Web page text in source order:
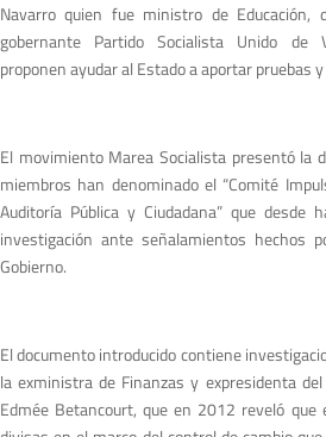
Navarro quien fue ministro de Educación,
gobernante Partido Socialista Unido de
proponen ayudar al Estado a aportar pruebas
El movimiento Marea Socialista presentó la
miembros han denominado el “Comité
Auditoría Pública y Ciudadana” que desde
investigación ante señalamientos hechos
Gobierno.
El documento introducido contiene
la exministra de Finanzas y expresidenta
Edmée Betancourt, que en 2012 reveló